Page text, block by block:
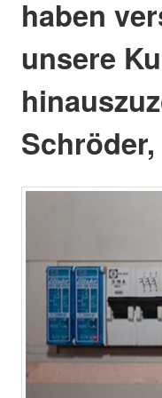
haben
unsere